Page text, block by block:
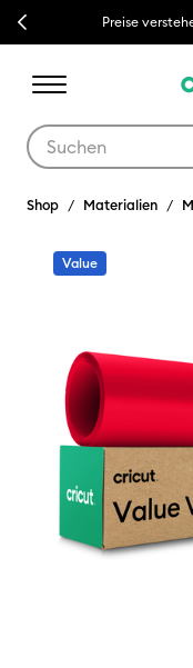
Previous Preise
Shop Materialien
Value